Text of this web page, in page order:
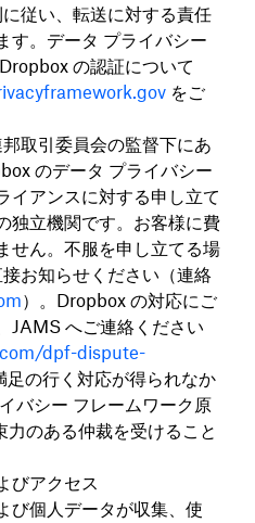
従い、転送に対する責任
す。データ プライバシー
の認証について
をご
取引委員会の監督下にあ
のデータ プライバシー
イアンスに対する申し立て
独立機関です。お客様に費
せん。不服を申し立てる場
お知らせください（連絡
）。Dropbox の対応にご
JAMS へご連絡ください
dpf-dispute-
足の行く対応が得られなか
バシー フレームワーク原
のある仲裁を受けること
びアクセス
び個人データが収集、使